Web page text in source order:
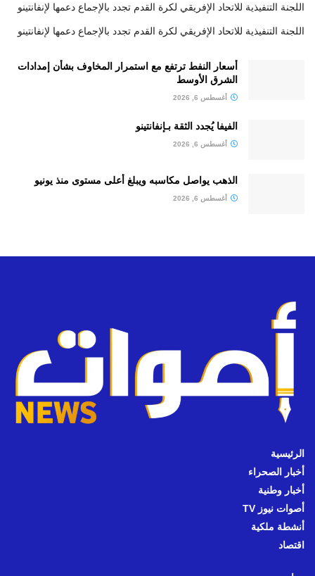
اللجنة التنفيذية للاتحاد الإفريقي لكرة القدم تجدد بالإجماع دعمها لإنفانتينو
اللجنة التنفيذية للاتحاد الإفريقي لكرة القدم تجدد بالإجماع دعمها لإنفانتينو
أسعار النفط ترتفع مع استمرار المخاوف بشأن إمدادات
الشرق الأوسط
أغسطس 6, 2026
الفيفا يُجدد الثقة بـإنفانتينو
أغسطس 6, 2026
الذهب يواصل مكاسبه ويبلغ أعلى مستوى منذ يونيو
أغسطس 6, 2026
الرئيسية
أخبار الصحراء
أخبار وطنية
أصوات نيوز TV
أنشطة ملكية
اقتصاد